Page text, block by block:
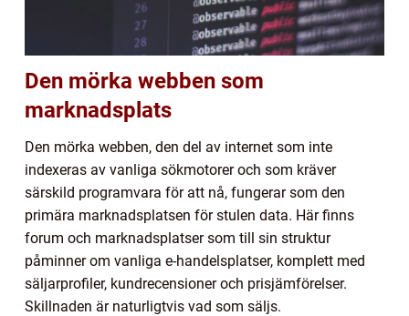
Den mörka webben som
marknadsplats
Den mörka webben, den del av internet som inte
indexeras av vanliga sökmotorer och som kräver
särskild programvara för att nå, fungerar som den
primära marknadsplatsen för stulen data. Här finns
forum och marknadsplatser som till sin struktur
påminner om vanliga e-handelsplatser, komplett med
säljarprofiler, kundrecensioner och prisjämförelser.
Skillnaden är naturligtvis vad som säljs.